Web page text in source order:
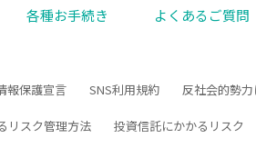
各種お手続き よくあるご質問
報保護宣言 SNS利用規約 反社会的勢
リスク管理方法 投資信託にかかるリスク